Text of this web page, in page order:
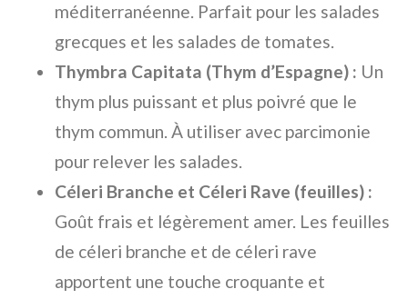
méditerranéenne. Parfait pour les salades
grecques et les salades de tomates.
Thymbra Capitata (Thym d’Espagne) : Un
thym plus puissant et plus poivré que le
thym commun. À utiliser avec parcimonie
pour relever les salades.
Céleri Branche et Céleri Rave (feuilles) :
Goût frais et légèrement amer. Les feuilles
de céleri branche et de céleri rave
apportent une touche croquante et